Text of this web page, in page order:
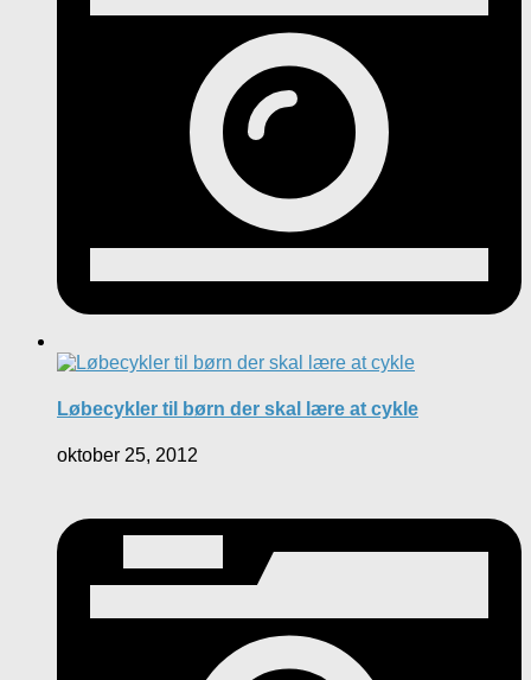
Løbecykler til børn der skal lære at cykle
oktober 25, 2012